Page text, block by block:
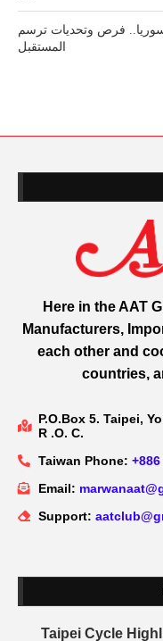
سوريا.. فرص وتحديات ترسم
المستقبل
Here in the AAT
Manufacturers,
each other and
countries,
P.O.Box 5. Taipei,
R .O. C.
Taiwan Phone:
Email:
Support:
Taipei Cycle